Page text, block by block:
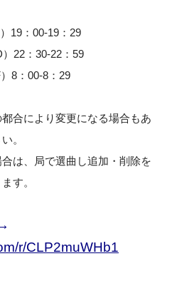
19：00-19：29
22：30-22：59
8：00-8：29
合により変更になる場合もあ
。
は、局で選曲し追加・削除を
す。
→
r/CLP2muWHb1